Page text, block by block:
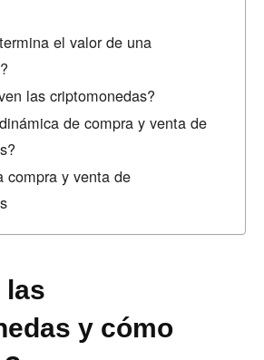
el valor de una
las criptomonedas?
de compra y venta de
compra y venta de
las
y cómo